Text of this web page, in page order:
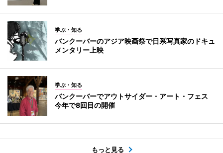
学ぶ・知る
バンクーバーのアジア映画祭で日系写真家のドキュ
メンタリー上映
学ぶ・知る
バンクーバーでアウトサイダー・アート・フェス
今年で8回目の開催
もっと見る